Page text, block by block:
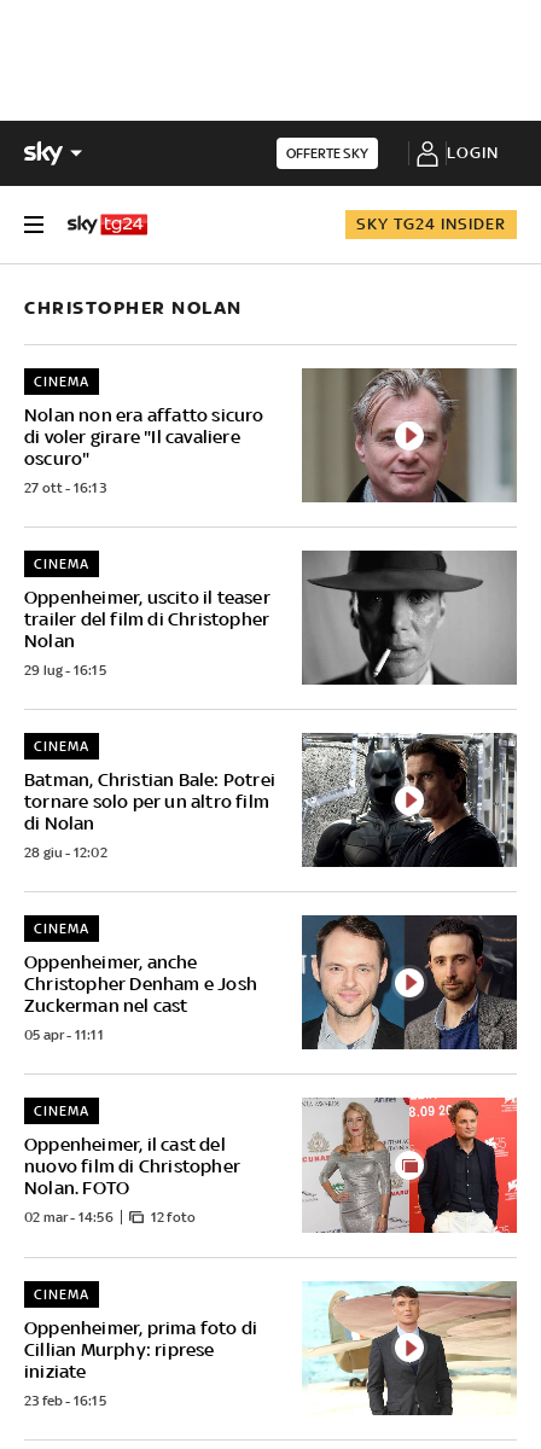
OFFERTE SKY LOGIN
SKY TG24 INSIDER
CHRISTOPHER NOLAN
Nolan non era affatto sicuro
di voler girare "Il cavaliere
oscuro"
CINEMA
27 ott - 16:13
Oppenheimer, uscito il teaser
trailer del film di Christopher
Nolan
CINEMA
29 lug - 16:15
Batman, Christian Bale: Potrei
tornare solo per un altro film
di Nolan
CINEMA
28 giu - 12:02
Oppenheimer, anche
Christopher Denham e Josh
Zuckerman nel cast
CINEMA
05 apr - 11:11
Oppenheimer, il cast del
nuovo film di Christopher
Nolan. FOTO
CINEMA
02 mar - 14:56 12 foto
Oppenheimer, prima foto di
Cillian Murphy: riprese
iniziate
CINEMA
23 feb - 16:15